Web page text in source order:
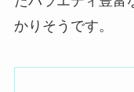
かりそうです。